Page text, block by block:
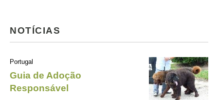
NOTÍCIAS
Portugal
Guia de Adoção
Responsável